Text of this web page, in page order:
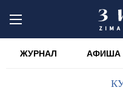
ЖУРНАЛ АФИША